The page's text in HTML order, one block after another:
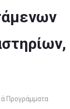
Προγράμματα